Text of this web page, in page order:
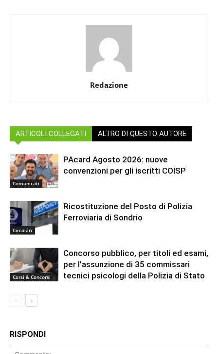
Redazione
ARTICOLI COLLEGATI ALTRO DI QUESTO AUTORE
Comunicati
PAcard Agosto 2026: nuove
convenzioni per gli iscritti COISP
Circolari
Ricostituzione del Posto di Polizia
Ferroviaria di Sondrio
Corsi & Concorsi
Concorso pubblico, per titoli ed esami,
per l’assunzione di 35 commissari
tecnici psicologi della Polizia di Stato
RISPONDI